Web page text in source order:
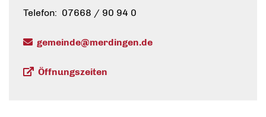
Telefon: 07668 / 90 94 0
gemeinde@merdingen.de
Öffnungszeiten